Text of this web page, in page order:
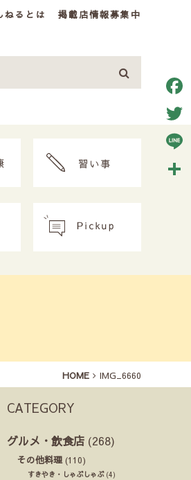
ねるとは 掲載店情報募集中
HOME IMG_6660
CATEGORY
グルメ・飲食店 (268)
その他料理 (110)
すきやき・しゃぶしゃぶ(4)
Line